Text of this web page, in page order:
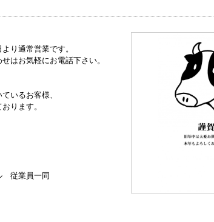
り通常営業です。
はお気軽にお電話下さい。
いるお客様、
ります。
業員一同